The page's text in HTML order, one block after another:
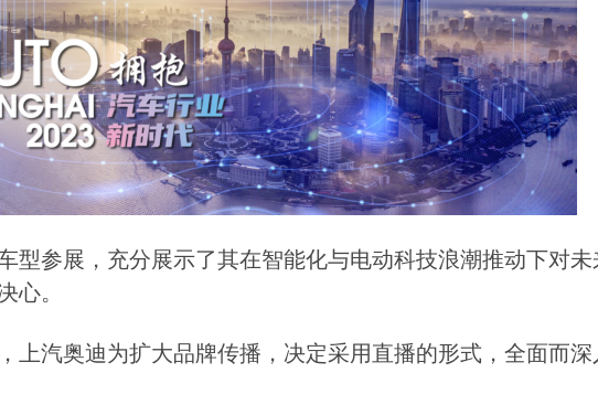
型参展，充分展示了其在智能化与电动科技浪潮推动下对
。
上汽奥迪为扩大品牌传播，决定采用直播的形式，全面而